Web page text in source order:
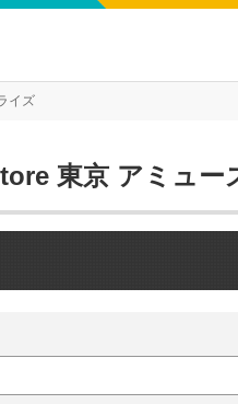
イズ
東京 アミュー